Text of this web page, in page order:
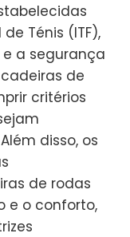
Ténis (ITF),
a segurança
de
critérios
disso, os
de rodas
e o conforto,